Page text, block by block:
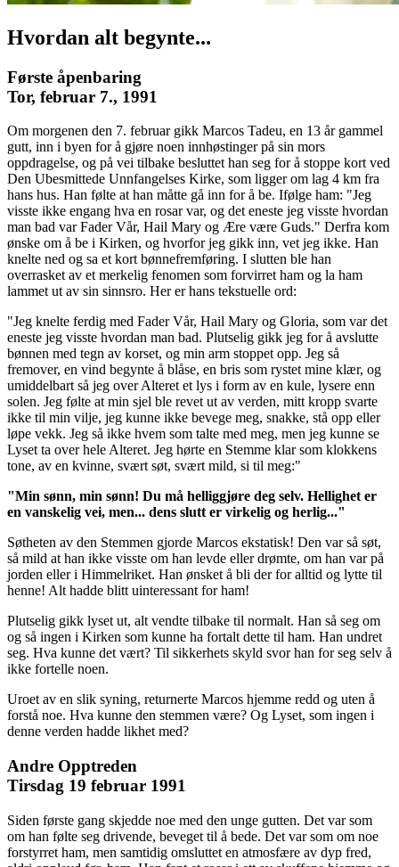
Hvordan alt begynte...
Første åpenbaring
Tor, februar 7., 1991
Om morgenen den 7. februar gikk Marcos Tadeu, en 13 år gammel
gutt, inn i byen for å gjøre noen innhøstinger på sin mors
oppdragelse, og på vei tilbake besluttet han seg for å stoppe kort ved
Den Ubesmittede Unnfangelses Kirke, som ligger om lag 4 km fra
hans hus. Han følte at han måtte gå inn for å be. Ifølge ham: "Jeg
visste ikke engang hva en rosar var, og det eneste jeg visste hvordan
man bad var Fader Vår, Hail Mary og Ære være Guds." Derfra kom
ønske om å be i Kirken, og hvorfor jeg gikk inn, vet jeg ikke. Han
knelte ned og sa et kort bønnefremføring. I slutten ble han
overrasket av et merkelig fenomen som forvirret ham og la ham
lammet ut av sin sinnsro. Her er hans tekstuelle ord:
"Jeg knelte ferdig med Fader Vår, Hail Mary og Gloria, som var det
eneste jeg visste hvordan man bad. Plutselig gikk jeg for å avslutte
bønnen med tegn av korset, og min arm stoppet opp. Jeg så
fremover, en vind begynte å blåse, en bris som rystet mine klær, og
umiddelbart så jeg over Alteret et lys i form av en kule, lysere enn
solen. Jeg følte at min sjel ble revet ut av verden, mitt kropp svarte
ikke til min vilje, jeg kunne ikke bevege meg, snakke, stå opp eller
løpe vekk. Jeg så ikke hvem som talte med meg, men jeg kunne se
Lyset ta over hele Alteret. Jeg hørte en Stemme klar som klokkens
tone, av en kvinne, svært søt, svært mild, si til meg:"
"Min sønn, min sønn! Du må helliggjøre deg selv. Hellighet er
en vanskelig vei, men... dens slutt er virkelig og herlig..."
Søtheten av den Stemmen gjorde Marcos ekstatisk! Den var så søt,
så mild at han ikke visste om han levde eller drømte, om han var på
jorden eller i Himmelriket. Han ønsket å bli der for alltid og lytte til
henne! Alt hadde blitt uinteressant for ham!
Plutselig gikk lyset ut, alt vendte tilbake til normalt. Han så seg om
og så ingen i Kirken som kunne ha fortalt dette til ham. Han undret
seg. Hva kunne det vært? Til sikkerhets skyld svor han for seg selv å
ikke fortelle noen.
Uroet av en slik syning, returnerte Marcos hjemme redd og uten å
forstå noe. Hva kunne den stemmen være? Og Lyset, som ingen i
denne verden hadde likhet med?
Andre Opptreden
Tirsdag 19 februar 1991
Siden første gang skjedde noe med den unge gutten. Det var som
om han følte seg drivende, beveget til å bede. Det var som om noe
forstyrret ham, men samtidig omsluttet en atmosfære av dyp fred,